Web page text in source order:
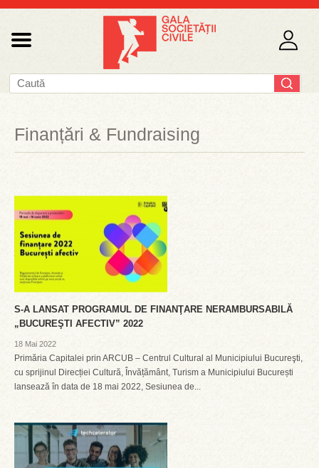
Finanțări & Fundraising
S-A LANSAT PROGRAMUL DE FINANŢARE NERAMBURSABILĂ
„BUCUREŞTI AFECTIV” 2022
18 Mai 2022
Primăria Capitalei prin ARCUB – Centrul Cultural al Municipiului Bucureşti,
cu sprijinul Direcției Cultură, Învățământ, Turism a Municipiului București
lansează în data de 18 mai 2022, Sesiunea de...